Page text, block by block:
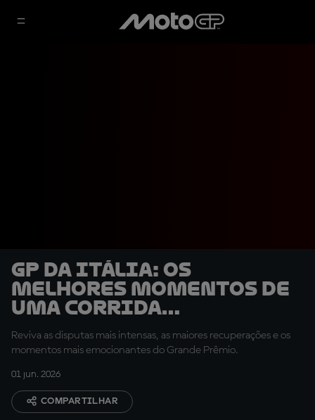
GP da Itália: os
melhores momentos de
uma corrida
espetacular em
Mugello!
Reviva as disputas mais intensas, as maiores recuperações e os
momentos mais emocionantes do Grande Prêmio.
01 jun. 2026
COMPARTILHAR